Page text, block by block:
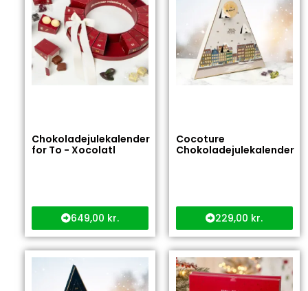
Chokoladejulekalender
for To - Xocolatl
649,00 kr.
Cocoture
Chokoladejulekalender
229,00 kr.